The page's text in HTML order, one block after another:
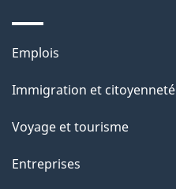
s
u
r
e
t
Thèmes
sujets
Emplois
Immigration et citoyenneté
Voyage et tourisme
Entreprises